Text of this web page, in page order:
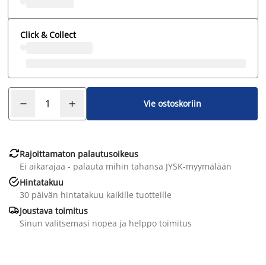
Click & Collect
Vie ostoskoriin
Rajoittamaton palautusoikeus
Ei aikarajaa - palauta mihin tahansa JYSK-myymälään
Hintatakuu
30 päivän hintatakuu kaikille tuotteille
Joustava toimitus
Sinun valitsemasi nopea ja helppo toimitus